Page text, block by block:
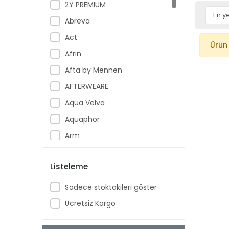
2Y PREMIUM
Abreva
Act
Afrin
Afta by Mennen
AFTERWEARE
Aqua Velva
Aquaphor
Arm
Aspercreme
Aussie
Aveeno Baby
Listeleme
Sadece stoktakileri göster
Ücretsiz Kargo